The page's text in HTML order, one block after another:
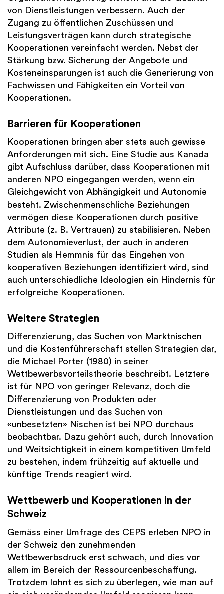
von Dienstleistungen verbessern. Auch der
Zugang zu öffentlichen Zuschüssen und
Leistungsverträgen kann durch strategische
Kooperationen vereinfacht werden. Nebst der
Stärkung bzw. Sicherung der Angebote und
Kosteneinsparungen ist auch die Generierung von
Fachwissen und Fähigkeiten ein Vorteil von
Kooperationen.
Barrieren für Kooperationen
Kooperationen bringen aber stets auch gewisse
Anforderungen mit sich. Eine Studie aus Kanada
gibt Aufschluss darüber, dass Kooperationen mit
anderen NPO eingegangen werden, wenn ein
Gleichgewicht von Abhängigkeit und Autonomie
besteht. Zwischenmenschliche Beziehungen
vermögen diese Kooperationen durch positive
Attribute (z. B. Vertrauen) zu stabilisieren. Neben
dem Autonomieverlust, der auch in anderen
Studien als Hemmnis für das Eingehen von
kooperativen Beziehungen identifiziert wird, sind
auch unterschiedliche Ideologien ein Hindernis für
erfolgreiche Kooperationen.
Weitere Strategien
Differenzierung, das Suchen von Marktnischen
und die Kostenführerschaft stellen Strategien dar,
die Michael Porter (1980) in seiner
Wettbewerbsvorteilstheorie beschreibt. Letztere
ist für NPO von geringer Relevanz, doch die
Differenzierung von Produkten oder
Dienstleistungen und das Suchen von
«unbesetzten» Nischen ist bei NPO durchaus
beobachtbar. Dazu gehört auch, durch Innovation
und Weitsichtigkeit in einem kompetitiven Umfeld
zu bestehen, indem frühzeitig auf aktuelle und
künftige Trends reagiert wird.
Wettbewerb und Kooperationen in der
Schweiz
Gemäss einer Umfrage des CEPS erleben NPO in
der Schweiz den zunehmenden
Wettbewerbsdruck erst schwach, und dies vor
allem im Bereich der Ressourcenbeschaffung.
Trotzdem lohnt es sich zu überlegen, wie man auf